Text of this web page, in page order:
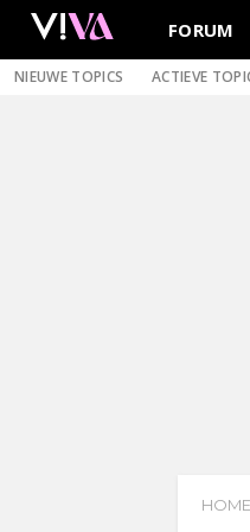
FORUM
NIEUWE TOPICS ACTIEVE
HOME